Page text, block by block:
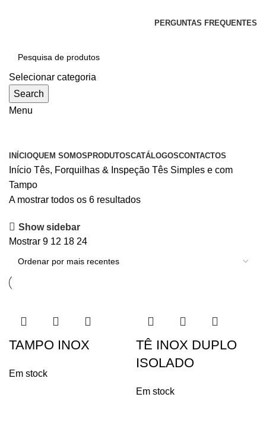
PERGUNTAS FREQUENTES
Selecionar categoria
Search
Menu
INÍCIOQUEM SOMOS PRODUTOSCATÁLOGOSCONTACTOS
Início Tês, Forquilhas & Inspeção Tês Simples e com
Tampo
A mostrar todos os 6 resultadosOrdenado
Show sidebar
Mostrar 9 12 18 24
TAMPO INOX
Em stock
TÊ INOX DUPLO
ISOLADO
Em stock